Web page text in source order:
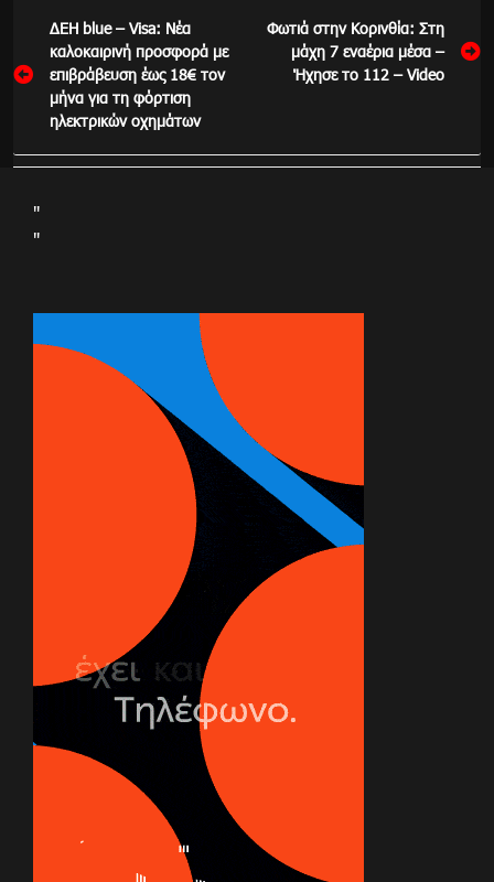
Πλοήγηση
άρθρων
ΔΕΗ blue – Visa: Νέα
καλοκαιρινή προσφορά με
επιβράβευση έως 18€ τον
μήνα για τη φόρτιση
ηλεκτρικών οχημάτων
Φωτιά στην Κορινθία: Στη
μάχη 7 εναέρια μέσα –
Ήχησε το 112 – Video
"
"